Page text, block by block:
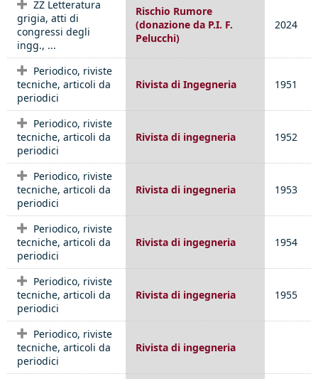
ZZ Letteratura
grigia, atti di
congressi degli
ingg., ...
Rischio Rumore
(donazione da P.I. F.
Pelucchi)
2024
Periodico, riviste
tecniche, articoli da
periodici
Rivista di Ingegneria 1951
Periodico, riviste
tecniche, articoli da
periodici
Rivista di ingegneria 1952
Periodico, riviste
tecniche, articoli da
periodici
Rivista di ingegneria 1953
Periodico, riviste
tecniche, articoli da
periodici
Rivista di ingegneria 1954
Periodico, riviste
tecniche, articoli da
periodici
Rivista di ingegneria 1955
Periodico, riviste
tecniche, articoli da
periodici
Rivista di ingegneria